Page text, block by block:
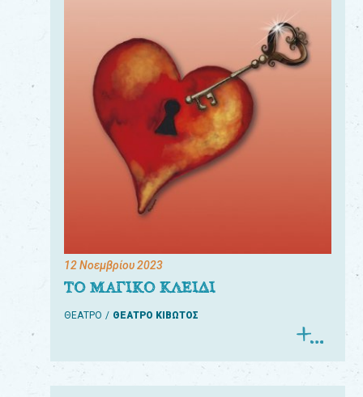
12 Νοεμβρίου 2023
ΤΟ ΜΑΓΙΚΟ ΚΛΕΙΔΙ
ΘΕΑΤΡΟ ΘΕΑΤΡΟ ΚΙΒΩΤΟΣ